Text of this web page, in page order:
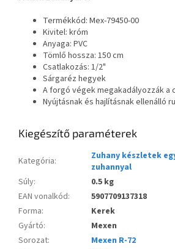
Termékkód: Mex-79450-00
Kivitel: króm
Anyaga: PVC
Tömlő hossza: 150 cm
Csatlakozás: 1/2"
Sárgaréz hegyek
A forgó végek megakadályozzák a
Nyújtásnak és hajlításnak ellenálló
Kiegészítő paraméterek
Kategória:
Zuhany készletek
zuhannyal
Súly:
0.5 kg
EAN vonalkód:
5907709137318
Forma:
Kerek
Gyártó:
Mexen
Sorozat:
Mexen R-72